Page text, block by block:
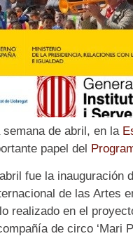
de abril, en la
papel del
fue la inauguración
de las Artes
realizado en el
de circo ‘Mari